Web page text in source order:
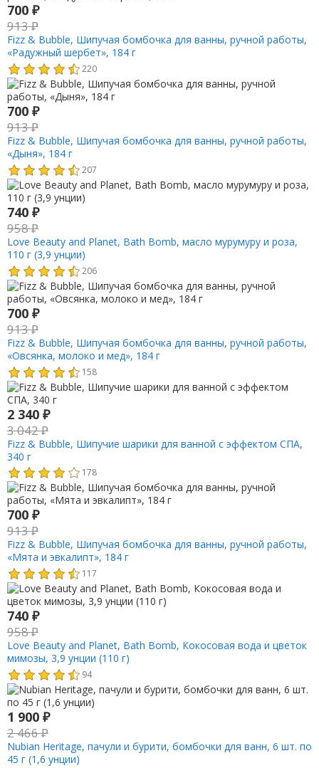
700 ₽
913₽
Fizz & Bubble, Шипучая бомбочка для ванны, ручной работы,
«Радужный шербет», 184 г
220
700 ₽
913₽
Fizz & Bubble, Шипучая бомбочка для ванны, ручной работы,
«Дыня», 184 г
207
740 ₽
958₽
Love Beauty and Planet, Bath Bomb, масло мурумуру и роза,
110 г (3,9 унции)
206
700 ₽
913₽
Fizz & Bubble, Шипучая бомбочка для ванны, ручной работы,
«Овсянка, молоко и мед», 184 г
158
2 340 ₽
3 042₽
Fizz & Bubble, Шипучие шарики для ванной с эффектом СПА,
340 г
178
700 ₽
913₽
Fizz & Bubble, Шипучая бомбочка для ванны, ручной работы,
«Мята и эвкалипт», 184 г
117
740 ₽
958₽
Love Beauty and Planet, Bath Bomb, Кокосовая вода и цветок
мимозы, 3,9 унции (110 г)
94
1 900 ₽
2 466₽
Nubian Heritage, пачули и бурити, бомбочки для ванн, 6 шт. по
45 г (1,6 унции)